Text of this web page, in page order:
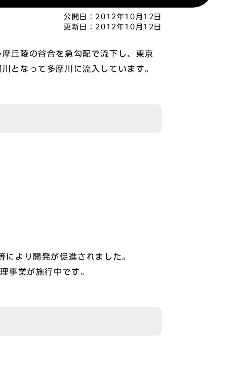
公開日： 2012年10月12日
更新日： 2012年10月12日
丘陵の谷合を急勾配で流下し、東京
となって多摩川に流入しています。
より開発が促進されました。
事業が施行中です。